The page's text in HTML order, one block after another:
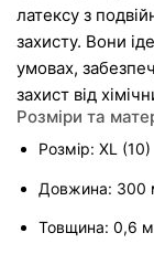
латексу з
захисту. Вони
умовах,
захист від
Розміри та
Розмір: XL (10)
Довжина: 300
Товщина: 0,6